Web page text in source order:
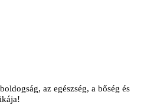
az egészség, a bőség és